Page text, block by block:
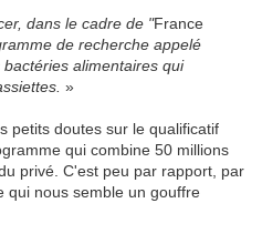
dans le cadre de "France
de recherche appelé
bactéries alimentaires qui
»
petits doutes sur le qualificatif
qui combine 50 millions
privé. C'est peu par rapport, par
qui nous semble un gouffre